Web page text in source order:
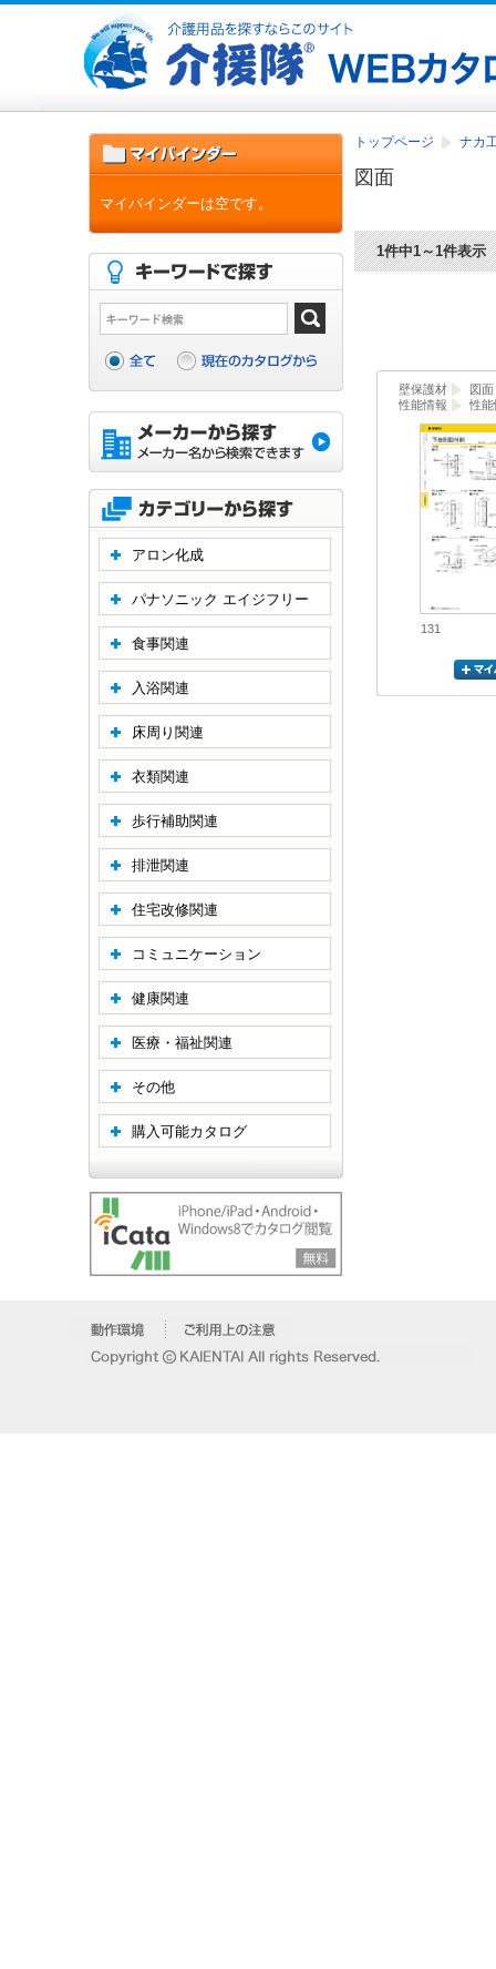
トップページ ナカ
図面
1件中1～1件表示
壁保護材
図面
性能情報
性能
131
マイバインダーは空です。
アロン化成
パナソニック エイジフリー
食事関連
入浴関連
床周り関連
衣類関連
歩行補助関連
排泄関連
住宅改修関連
コミュニケーション
健康関連
医療・福祉関連
その他
購入可能カタログ